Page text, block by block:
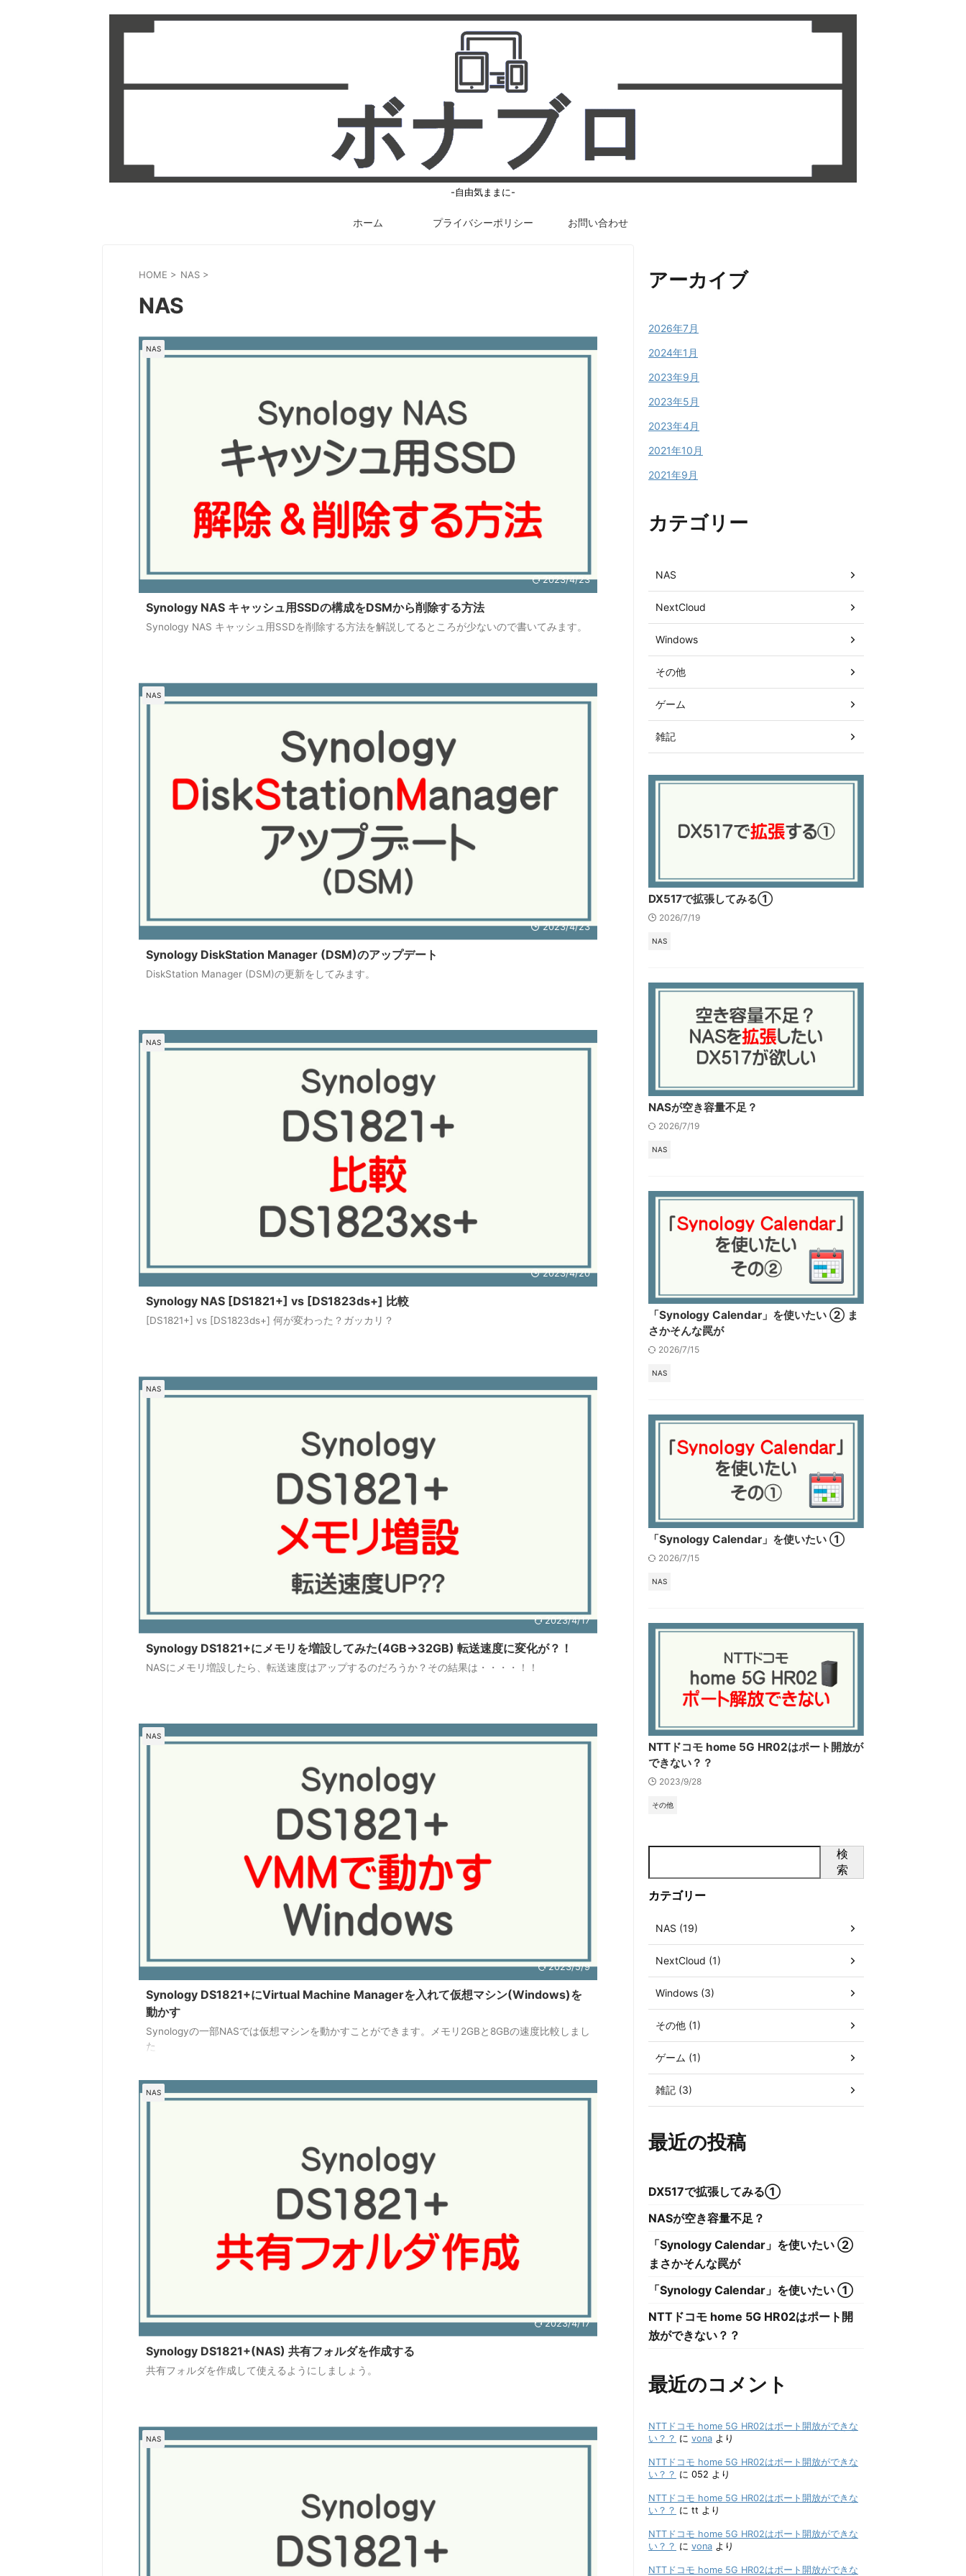
-自由気ままに-
ホーム プライバシーポリシー お問い合わせ
HOME > NAS >
NAS
NAS
2023/4/23
Synology NAS キャッシュ用SSDの構成をDSMから削除する方法
Synology NAS キャッシュ用SSDを削除する方法を解説してるところが少ないので書いてみます。
NAS
2023/4/23
Synology DiskStation Manager (DSM)のアップデート
DiskStation Manager (DSM)の更新をしてみます。
NAS
2023/4/20
Synology NAS [DS1821+] vs [DS1823ds+] 比較
[DS1821+] vs [DS1823ds+] 何が変わった？ガッカリ？
NAS
2023/4/17
Synology DS1821+にメモリを増設してみた(4GB→32GB) 転送速度に変化が？！
NASにメモリ増設したら、転送速度はアップするのだろうか？その結果は・・・・！！
NAS
2023/5/9
Synology DS1821+にVirtual Machine Managerを入れて仮想マシン(Windows)を
動かす
Synologyの一部NASでは仮想マシンを動かすことができます。メモリ2GBと8GBの速度比較しまし
た
NAS
2023/4/17
Synology DS1821+(NAS) 共有フォルダを作成する
共有フォルダを作成して使えるようにしましょう。
NAS
アーカイブ
2026年7月
2024年1月
2023年9月
2023年5月
2023年4月
2021年10月
2021年9月
カテゴリー
NAS
NextCloud
Windows
その他
ゲーム
雑記
DX517で拡張してみる①
2026/7/19
NAS
NASが空き容量不足？
2026/7/19
NAS
「Synology Calendar」を使いたい ② ま
さかそんな罠が
2026/7/15
NAS
「Synology Calendar」を使いたい ①
2026/7/15
NAS
NTTドコモ home 5G HR02はポート開放が
できない？？
2023/9/28
その他
検
索
カテゴリー
NAS (19)
NextCloud (1)
Windows (3)
その他 (1)
ゲーム (1)
雑記 (3)
最近の投稿
DX517で拡張してみる①
NASが空き容量不足？
「Synology Calendar」を使いたい ②
まさかそんな罠が
「Synology Calendar」を使いたい ①
NTTドコモ home 5G HR02はポート開
放ができない？？
最近のコメント
NTTドコモ home 5G HR02はポート開放ができな
い？？ に vona より
NTTドコモ home 5G HR02はポート開放ができな
い？？ に 052 より
NTTドコモ home 5G HR02はポート開放ができな
い？？ に tt より
NTTドコモ home 5G HR02はポート開放ができな
い？？ に vona より
NTTドコモ home 5G HR02はポート開放ができな